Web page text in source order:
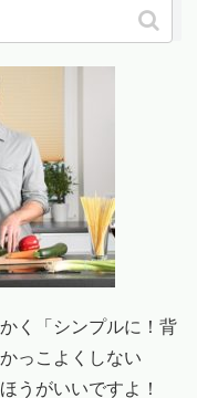
く「シンプルに！背
っこよくしない
うがいいですよ！